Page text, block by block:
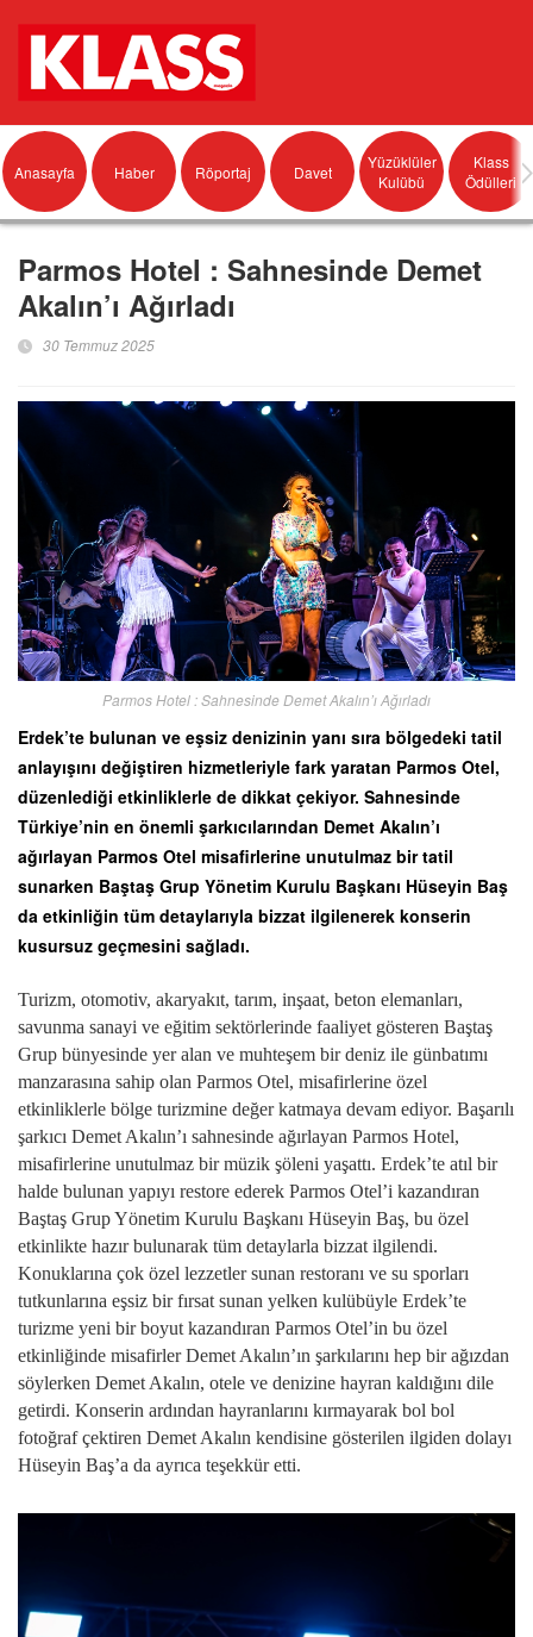
Anasayfa Haber Röportaj Davet
Yüzüklüler
Kulübü
Klass
Ödülleri
Parmos Hotel : Sahnesinde Demet
Akalın’ı Ağırladı
30 Temmuz 2025
Parmos Hotel : Sahnesinde Demet Akalın’ı Ağırladı
Erdek’te bulunan ve eşsiz denizinin yanı sıra bölgedeki tatil
anlayışını değiştiren hizmetleriyle fark yaratan Parmos Otel,
düzenlediği etkinliklerle de dikkat çekiyor. Sahnesinde
Türkiye’nin en önemli şarkıcılarından Demet Akalın’ı
ağırlayan Parmos Otel misafirlerine unutulmaz bir tatil
sunarken Baştaş Grup Yönetim Kurulu Başkanı Hüseyin Baş
da etkinliğin tüm detaylarıyla bizzat ilgilenerek konserin
kusursuz geçmesini sağladı.
Turizm, otomotiv, akaryakıt, tarım, inşaat, beton elemanları,
savunma sanayi ve eğitim sektörlerinde faaliyet gösteren Baştaş
Grup bünyesinde yer alan ve muhteşem bir deniz ile günbatımı
manzarasına sahip olan Parmos Otel, misafirlerine özel
etkinliklerle bölge turizmine değer katmaya devam ediyor. Başarılı
şarkıcı Demet Akalın’ı sahnesinde ağırlayan Parmos Hotel,
misafirlerine unutulmaz bir müzik şöleni yaşattı. Erdek’te atıl bir
halde bulunan yapıyı restore ederek Parmos Otel’i kazandıran
Baştaş Grup Yönetim Kurulu Başkanı Hüseyin Baş, bu özel
etkinlikte hazır bulunarak tüm detaylarla bizzat ilgilendi.
Konuklarına çok özel lezzetler sunan restoranı ve su sporları
tutkunlarına eşsiz bir fırsat sunan yelken kulübüyle Erdek’te
turizme yeni bir boyut kazandıran Parmos Otel’in bu özel
etkinliğinde misafirler Demet Akalın’ın şarkılarını hep bir ağızdan
söylerken Demet Akalın, otele ve denizine hayran kaldığını dile
getirdi. Konserin ardından hayranlarını kırmayarak bol bol
fotoğraf çektiren Demet Akalın kendisine gösterilen ilgiden dolayı
Hüseyin Baş’a da ayrıca teşekkür etti.